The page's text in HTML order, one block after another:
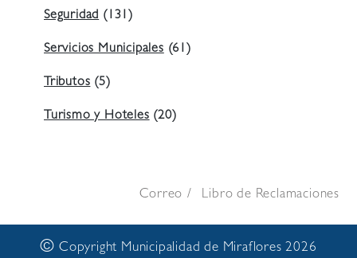
Seguridad (131)
Servicios Municipales (61)
Tributos (5)
Turismo y Hoteles (20)
Correo Libro de Reclamaciones
© Copyright Municipalidad de Miraflores 2026